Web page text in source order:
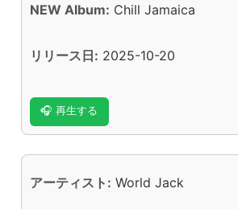
NEW Album: Chill Jamaica
リリース日: 2025-10-20
🎧 再生する
アーティスト: World Jack